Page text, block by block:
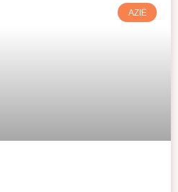
AZIË